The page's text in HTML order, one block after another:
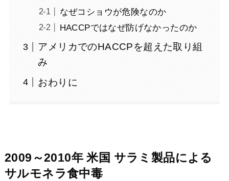
なぜコショウが危険なのか
HACCPではなぜ防げなかったのか
アメリカでのHACCPを超えた取り組
み
おわりに
2009～2010年 米国 サラミ製品による
サルモネラ食中毒